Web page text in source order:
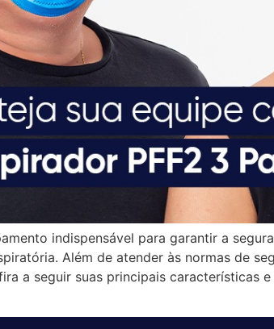
indispensável para garantir a
Além de atender às normas de
a seguir suas principais características